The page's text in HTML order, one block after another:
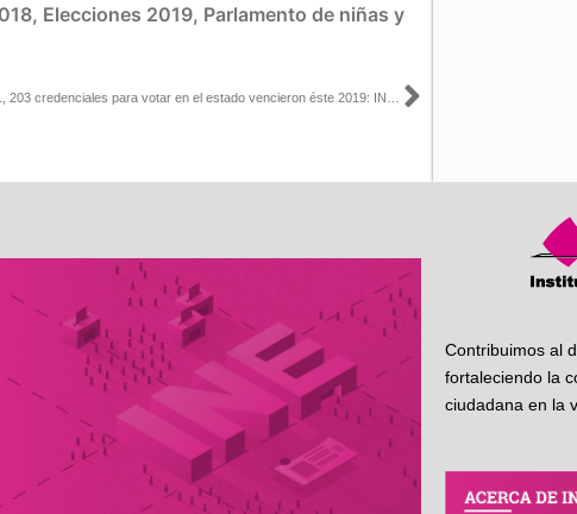
, Elecciones 2019, Parlamento de niñas y
Siguiente
Contribuimos al
fortaleciendo la
ciudadana en la